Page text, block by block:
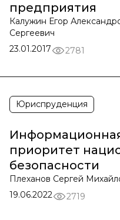
предприятия
Калужин Егор
Сергеевич
23.01.2017
2781
Юриспруденция
приоритет
безопасности
Плеханов Сергей
19.06.2022
2719